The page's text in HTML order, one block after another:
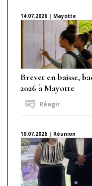
14.07.2026 | Mayotte
Brevet en baisse,
2026 à Mayotte
Réagir
10.07.2026 | Réunion